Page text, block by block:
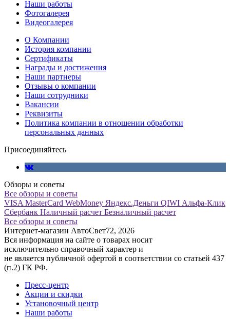
Наши работы
Фотогалерея
Видеогалерея
О Компании
История компании
Сертификаты
Награды и достижения
Наши партнеры
Отзывы о компании
Наши сотрудники
Вакансии
Реквизиты
Политика компании в отношении обработки
персональных данных
Присоединяйтесь
Обзоры и советы
Все обзоры и советы
VISA MasterCard WebMoney Яндекс.Деньги QIWI Альфа-Клик
Сбербанк Наличный расчет Безналичный расчет
Все обзоры и советы
Интернет-магазин АвтоСвет72, 2026
Вся информация на сайте о товарах носит
исключительно справочный характер и
не является публичной офертой в соответствии со статьей 437
(п.2) ГК РФ.
Пресс-центр
Акции и скидки
Установочный центр
Наши работы